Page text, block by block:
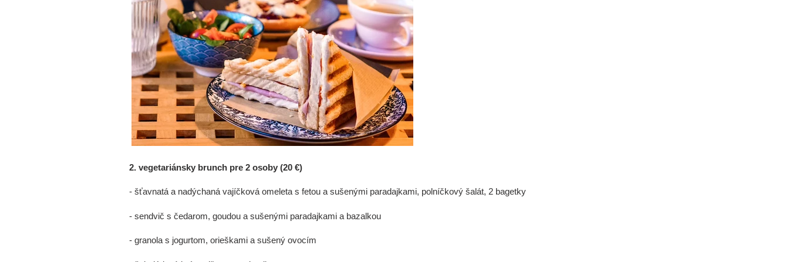
2. vegetariánsky brunch pre 2 osoby (20 €)
- šťavnatá a nadýchaná vajíčková omeleta s fetou a sušenými paradajkami, polníčkový šalát, 2 bagetky
- sendvič s čedarom, goudou a sušenými paradajkami a bazalkou
- granola s jogurtom, orieškami a sušený ovocím